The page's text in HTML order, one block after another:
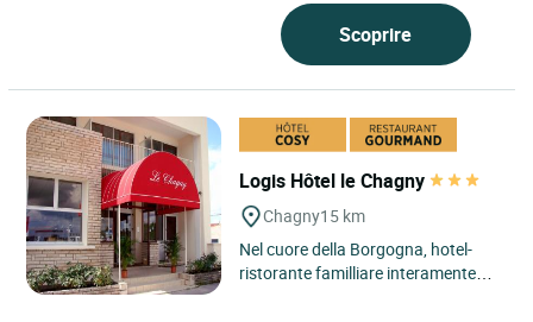
Scoprire
Logis Hôtel le Chagny
Chagny15 km
Nel cuore della Borgogna, hotel-
ristorante familliare interamente